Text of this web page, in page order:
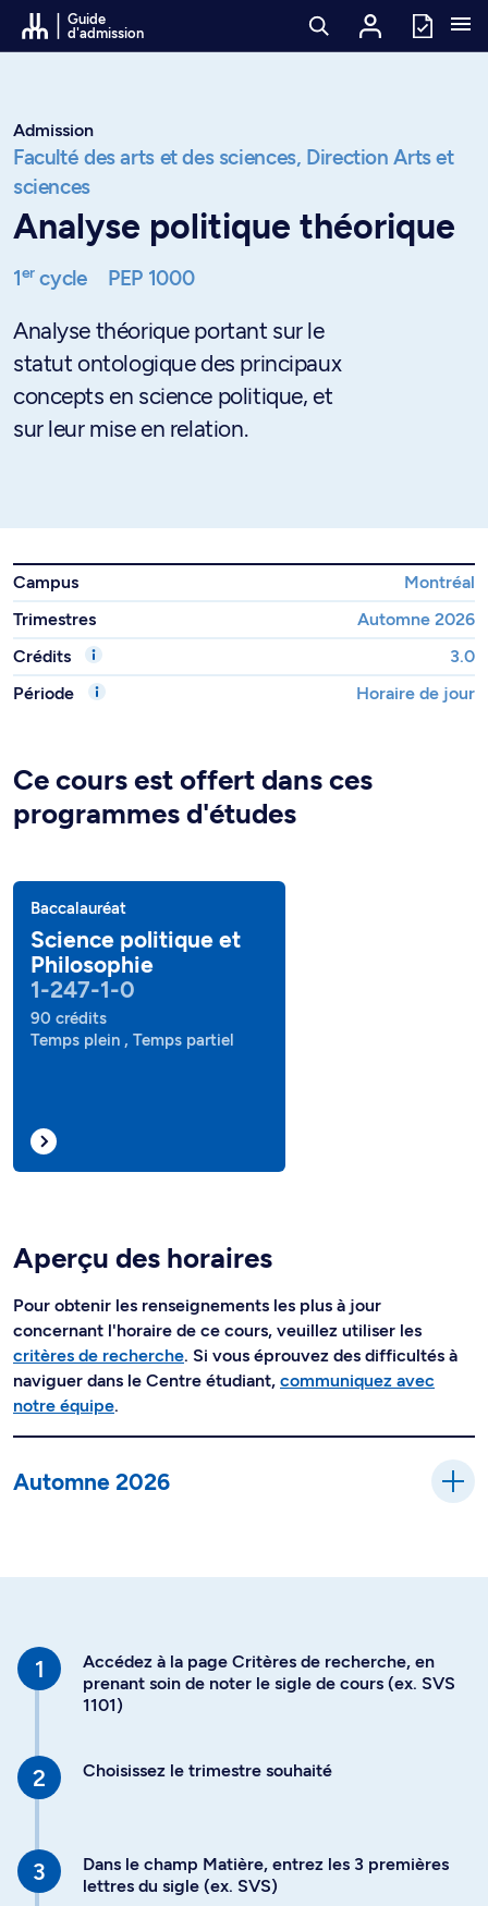
Passer au contenu
Guide
d'admission
Admission
Faculté des arts et des sciences, Direction Arts et
sciences
Analyse politique théorique
1ercycle PEP 1000
Analyse théorique portant sur le
statut ontologique des principaux
concepts en science politique, et
sur leur mise en relation.
Campus
Montréal
Trimestres
Automne 2026
Crédits
3.0
Période
Horaire de jour
Ce cours est offert dans ces
programmes d'études
Baccalauréat
Science politique et
Philosophie
1-247-1-0
90 crédits
Temps plein , Temps partiel
Aperçu des horaires
Pour obtenir les renseignements les plus à jour
concernant l'horaire de ce cours, veuillez utiliser les
critères de recherche. Si vous éprouvez des difficultés à
naviguer dans le Centre étudiant, communiquez avec
notre équipe.
Automne 2026
Accédez à la page Critères de recherche, en
prenant soin de noter le sigle de cours (ex. SVS
1101)
Choisissez le trimestre souhaité
Dans le champ Matière, entrez les 3 premières
lettres du sigle (ex. SVS)